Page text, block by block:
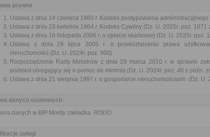
prawna
Ustawa z dnia 14 czerwca 1960 r. Kodeks postępowania administracyjnego
Ustawa z dnia 23 kwietnia 1964 r. Kodeks Cywilny (Dz. U. 2025r. poz. 1071
Ustawa z dnia 16 listopada 2006 r. o opłacie skarbowej (Dz. U. 2025r. poz.
Ustawa z dnia 29 lipca 2005 r. o przekształceniu prawa
nieruchomości (Dz. U. 2024r. poz. 900)
Rozporządzenie Rady Ministrów z dnia 29 marca 2010 r. w sprawie
podmiot ubiegający się o pomoc de minimis (Dz. U. 2024r. poz. 40 z późn.
Ustawa z dnia 21 sierpnia 1997 r. o gospodarce nieruchomościami. (Dz. U.
danych osobowych
danych w BIP Mordy zakładka RODO
usługi